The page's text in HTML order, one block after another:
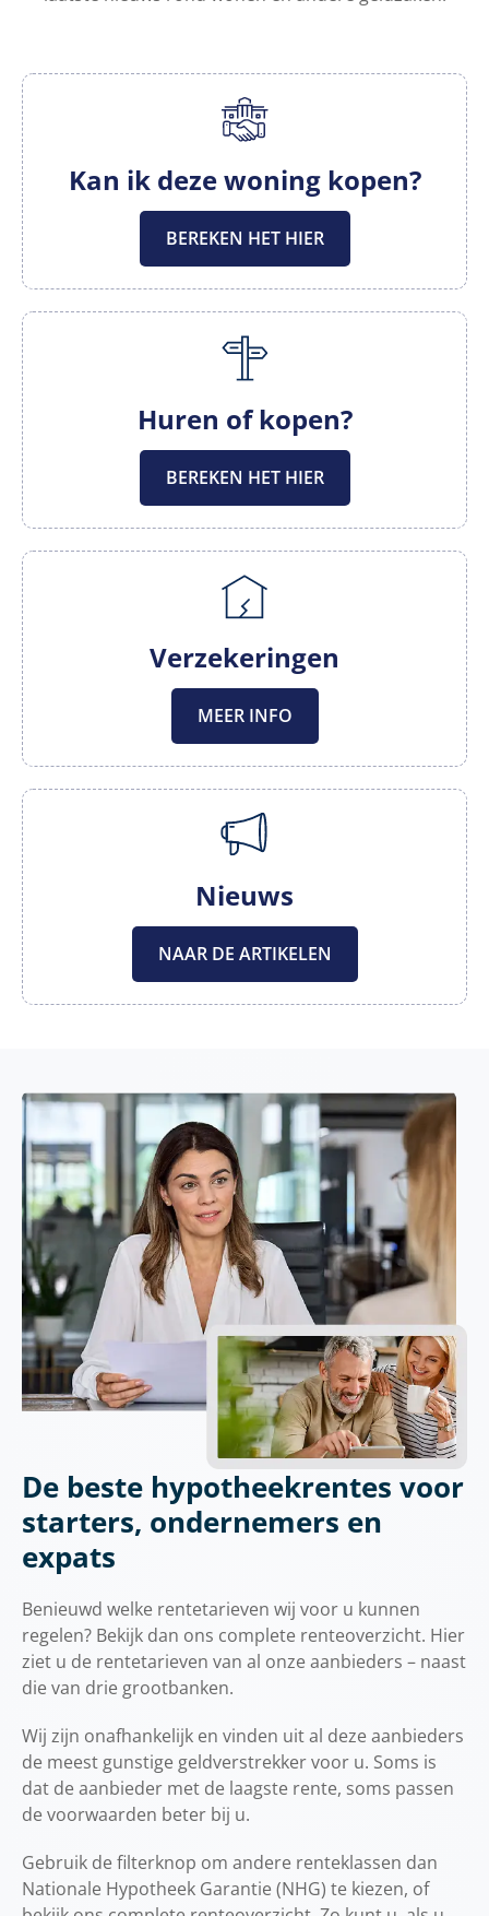
Kan ik deze woning kopen?
BEREKEN HET HIER
Huren of kopen?
BEREKEN HET HIER
Verzekeringen
MEER INFO
Nieuws
NAAR DE ARTIKELEN
De beste hypotheekrentes voor
starters, ondernemers en
expats
Benieuwd welke rentetarieven wij voor u kunnen
regelen? Bekijk dan ons complete renteoverzicht. Hier
ziet u de rentetarieven van al onze aanbieders – naast
die van drie grootbanken.
Wij zijn onafhankelijk en vinden uit al deze aanbieders
de meest gunstige geldverstrekker voor u. Soms is
dat de aanbieder met de laagste rente, soms passen
de voorwaarden beter bij u.
Gebruik de filterknop om andere renteklassen dan
Nationale Hypotheek Garantie (NHG) te kiezen, of